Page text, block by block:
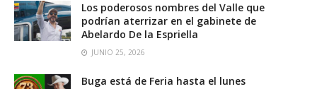
Los poderosos nombres del Valle que
podrían aterrizar en el gabinete de
Abelardo De la Espriella
JUNIO 25, 2026
Buga está de Feria hasta el lunes